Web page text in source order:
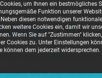
um Ihnen ein bestmögliches
Funktion unserer
diesen notwendigen
weitere Cookies ein, damit wir
Wenn Sie auf "Zustimmen"
Cookies zu. Unter Einstellungen
können dem jederzeit widersprechen.
gesetzl. MwSt. zzgl.